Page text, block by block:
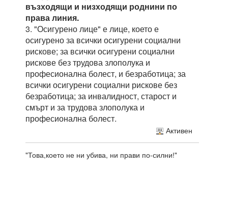
възходящи и низходящи роднини по
права линия.
3. "Осигурено лице" е лице, което е
осигурено за всички осигурени социални
рискове; за всички осигурени социални
рискове без трудова злополука и
професионална болест, и безработица; за
всички осигурени социални рискове без
безработица; за инвалидност, старост и
смърт и за трудова злополука и
професионална болест.
Активен
"Това,което не ни убива, ни прави по-силни!"